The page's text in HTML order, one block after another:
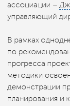
ассоциации –
управляющий
В рамках
по
прогресса
методики
демонстрации
планирования и